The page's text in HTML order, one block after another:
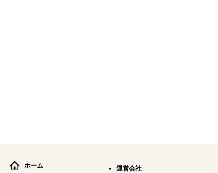
ホーム 運営会社